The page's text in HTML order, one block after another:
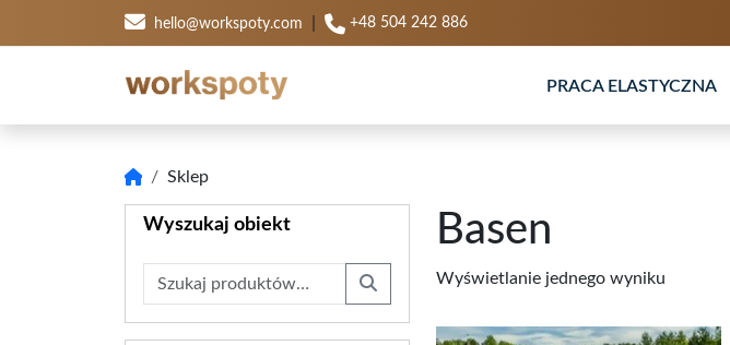
hello@workspoty.com +48 504 242 886
PRACA ELASTYCZNA
Sklep
Basen
Wyświetlanie jednego wyniku
Wyszukaj obiekt
Szukaj: